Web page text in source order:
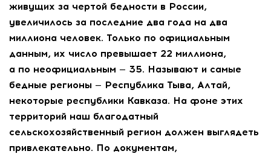
живущих за чертой бедности в России,
увеличилось за последние два года на два
миллиона человек. Только по официальным
данным, их число превышает 22 миллиона,
а по неофициальным — 35. Называют и самые
бедные регионы — Республика Тыва, Алтай,
некоторые республики Кавказа. На фоне этих
территорий наш благодатный
сельскохозяйственный регион должен выглядеть
привлекательно. По документам,